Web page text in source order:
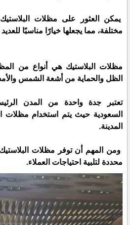
يمكن العثور على مظلات
مختلفة، مما يجعلها خيارًا مناسبًا
مظلات البلاستيك هي أنواع من
الظل والحماية من أشعة الشمس
تعتبر جدة واحدة من المدن
السعودية حيث يتم استخدام مظلات
المدينة.
ومن المهم أن توفر مظلات
محددة لتلبية احتياجات العملاء.